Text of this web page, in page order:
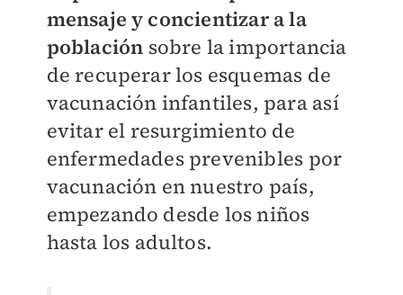
mensaje y concientizar a la
población sobre la importancia
de recuperar los esquemas de
vacunación infantiles, para así
evitar el resurgimiento de
enfermedades prevenibles por
vacunación en nuestro país,
empezando desde los niños
hasta los adultos.